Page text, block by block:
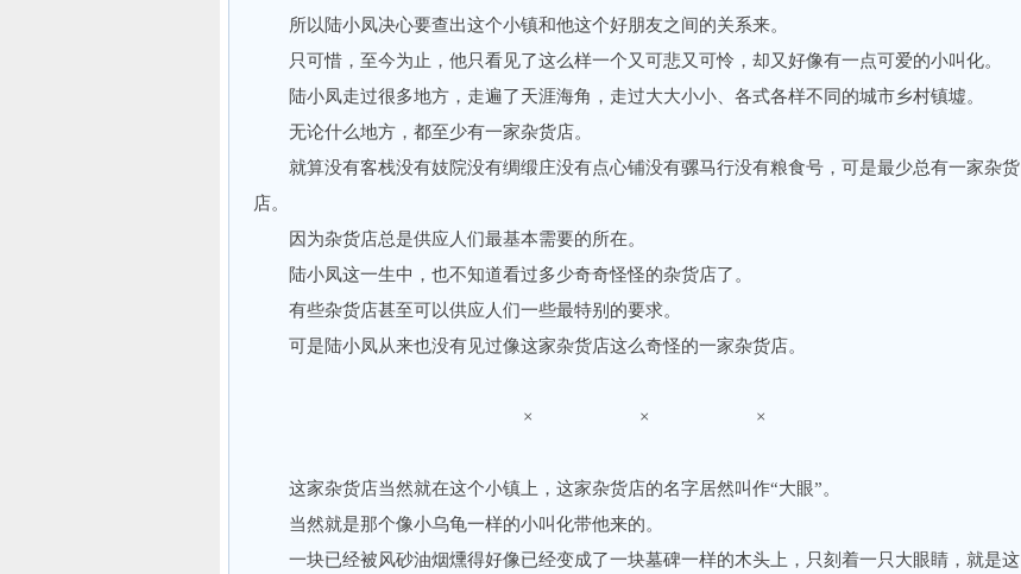
所以陆小凤决心要查出这个小镇和他这个好朋友之间的关系来。
只可惜，至今为止，他只看见了这么样一个又可悲又可怜，却又好像有一点可爱的小叫化。
陆小凤走过很多地方，走遍了天涯海角，走过大大小小、各式各样不同的城市乡村镇墟。
无论什么地方，都至少有一家杂货店。
就算没有客栈没有妓院没有绸缎庄没有点心铺没有骡马行没有粮食号，可是最少总有一家杂货
店。
因为杂货店总是供应人们最基本需要的所在。
陆小凤这一生中，也不知道看过多少奇奇怪怪的杂货店了。
有些杂货店甚至可以供应人们一些最特别的要求。
可是陆小凤从来也没有见过像这家杂货店这么奇怪的一家杂货店。
× × ×
这家杂货店当然就在这个小镇上，这家杂货店的名字居然叫作“大眼”。
当然就是那个像小乌龟一样的小叫化带他来的。
一块已经被风砂油烟燻得好像已经变成了一块墓碑一样的木头上，只刻着一只大眼睛，就是这